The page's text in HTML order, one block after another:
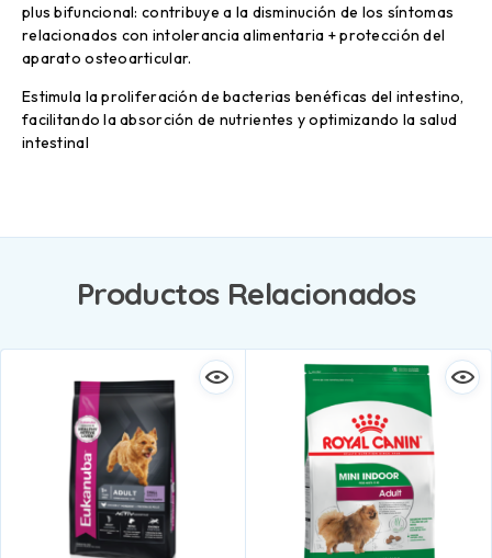
plus bifuncional: contribuye a la disminución de los síntomas
relacionados con intolerancia alimentaria + protección del
aparato osteoarticular.
Estimula la proliferación de bacterias benéficas del intestino,
facilitando la absorción de nutrientes y optimizando la salud
intestinal
Productos Relacionados